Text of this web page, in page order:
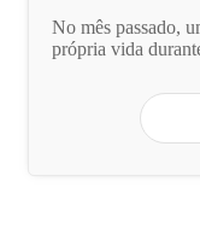
No mês passado,
própria vida